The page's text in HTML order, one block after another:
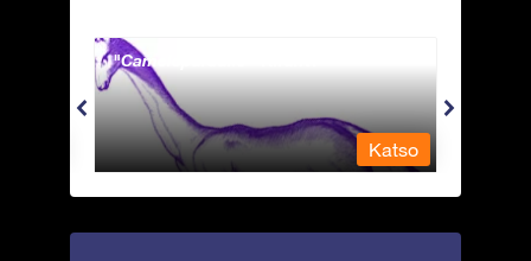
Camelopardalis - Kirahvi
Katso